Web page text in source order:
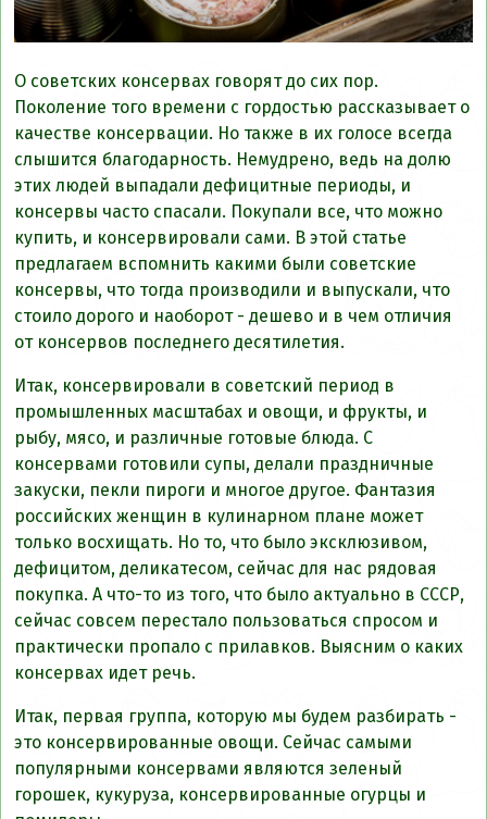
О советских консервах говорят до сих пор.
Поколение того времени с гордостью рассказывает о
качестве консервации. Но также в их голосе всегда
слышится благодарность. Немудрено, ведь на долю
этих людей выпадали дефицитные периоды, и
консервы часто спасали. Покупали все, что можно
купить, и консервировали сами. В этой статье
предлагаем вспомнить какими были советские
консервы, что тогда производили и выпускали, что
стоило дорого и наоборот - дешево и в чем отличия
от консервов последнего десятилетия.
Итак, консервировали в советский период в
промышленных масштабах и овощи, и фрукты, и
рыбу, мясо, и различные готовые блюда. С
консервами готовили супы, делали праздничные
закуски, пекли пироги и многое другое. Фантазия
российских женщин в кулинарном плане может
только восхищать. Но то, что было эксклюзивом,
дефицитом, деликатесом, сейчас для нас рядовая
покупка. А что-то из того, что было актуально в СССР,
сейчас совсем перестало пользоваться спросом и
практически пропало с прилавков. Выясним о каких
консервах идет речь.
Итак, первая группа, которую мы будем разбирать -
это консервированные овощи. Сейчас самыми
популярными консервами являются зеленый
горошек, кукуруза, консервированные огурцы и